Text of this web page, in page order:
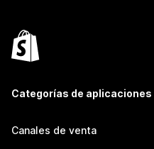
Categorías de aplicaciones
Canales de venta